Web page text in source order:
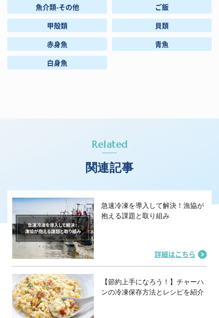
魚介類-その他
ご飯
甲殻類
貝類
赤身魚
青魚
白身魚
Related
関連記事
急速冷凍を導入して解決！漁協が
抱える課題と取り組み
詳細はこちら
【節約上手になろう！】チャーハ
ンの冷凍保存方法とレシピを紹介